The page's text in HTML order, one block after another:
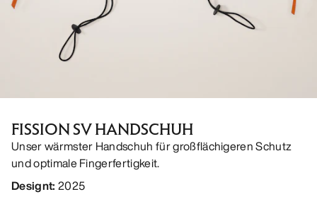
FISSION SV HANDSCHUH
Unser wärmster Handschuh für großflächigeren Schutz
und optimale Fingerfertigkeit.
Designt: 2025